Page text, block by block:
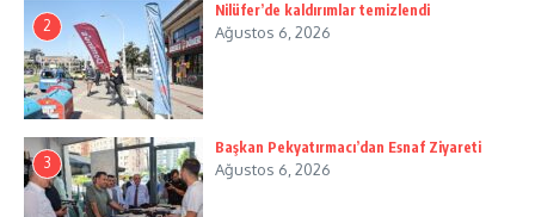
2
Nilüfer’de kaldırımlar temizlendi
Ağustos 6, 2026
3
Başkan Pekyatırmacı’dan Esnaf Ziyareti
Ağustos 6, 2026